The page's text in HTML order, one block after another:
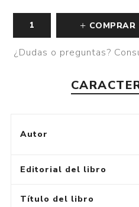
COMPRAR
¿Dudas o preguntas?
Autor
Editorial del libro
Título del libro